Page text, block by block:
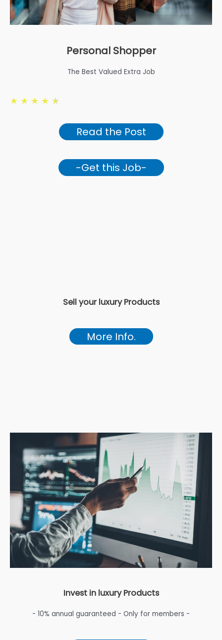
Personal Shopper
The Best Valued Extra Job
★ ★ ★ ★ ★
Read the Post
-Get this Job-
Sell your luxury Products
More Info.
Invest in luxury Products
- 10% annual guaranteed - Only for members -